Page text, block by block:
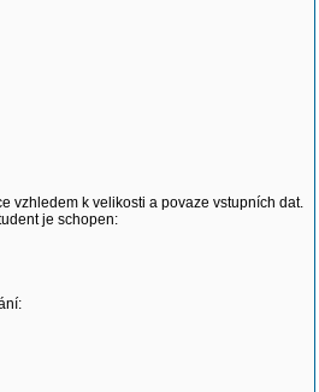
vzhledem k velikosti a povaze vstupních dat.
je schopen: